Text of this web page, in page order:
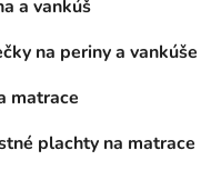
a vankúš
na periny a vankúše
matrace
plachty na matrace